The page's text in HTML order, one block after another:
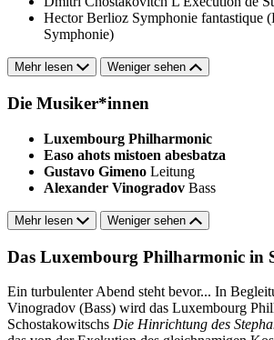
Hector Berlioz Symphonie fantastique
Symphonie)
Mehr lesen Weniger sehen
Die Musiker*innen
Luxembourg Philharmonic
Easo ahots mistoen abesbatza
Gustavo Gimeno Leitung
Alexander Vinogradov Bass
Mehr lesen Weniger sehen
Das Luxembourg Philharmonic in
Ein turbulenter Abend steht bevor... In
Vinogradov (Bass) wird das Luxembourg
Schostakowitschs Die Hinrichtung des